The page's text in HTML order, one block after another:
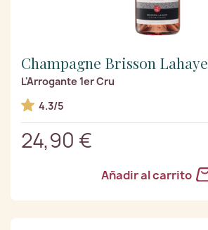
Champagne Brisson Lahaye
L'Arrogante 1er Cru
4.3/5
24,90 €
Añadir al carrito